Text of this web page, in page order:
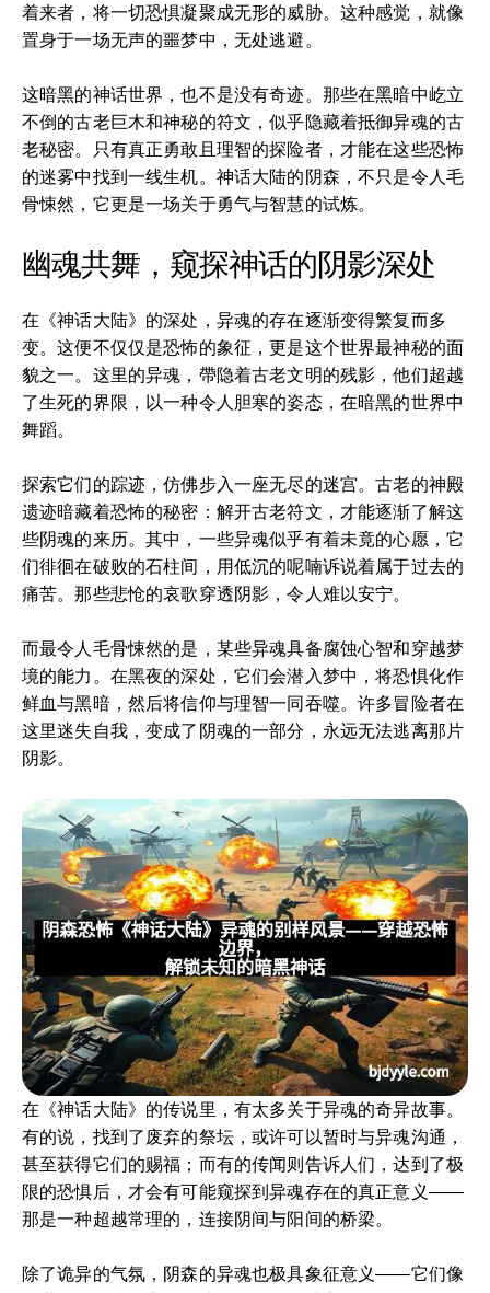
着来者，将一切恐惧凝聚成无形的威胁。这种感觉，就像
置身于一场无声的噩梦中，无处逃避。
这暗黑的神话世界，也不是没有奇迹。那些在黑暗中屹立
不倒的古老巨木和神秘的符文，似乎隐藏着抵御异魂的古
老秘密。只有真正勇敢且理智的探险者，才能在这些恐怖
的迷雾中找到一线生机。神话大陆的阴森，不只是令人毛
骨悚然，它更是一场关于勇气与智慧的试炼。
幽魂共舞，窥探神话的阴影深处
在《神话大陆》的深处，异魂的存在逐渐变得繁复而多
变。这便不仅仅是恐怖的象征，更是这个世界最神秘的面
貌之一。这里的异魂，帶隐着古老文明的残影，他们超越
了生死的界限，以一种令人胆寒的姿态，在暗黑的世界中
舞蹈。
探索它们的踪迹，仿佛步入一座无尽的迷宫。古老的神殿
遗迹暗藏着恐怖的秘密：解开古老符文，才能逐渐了解这
些阴魂的来历。其中，一些异魂似乎有着未竟的心愿，它
们徘徊在破败的石柱间，用低沉的呢喃诉说着属于过去的
痛苦。那些悲怆的哀歌穿透阴影，令人难以安宁。
而最令人毛骨悚然的是，某些异魂具备腐蚀心智和穿越梦
境的能力。在黑夜的深处，它们会潜入梦中，将恐惧化作
鲜血与黑暗，然后将信仰与理智一同吞噬。许多冒险者在
这里迷失自我，变成了阴魂的一部分，永远无法逃离那片
阴影。
在《神话大陆》的传说里，有太多关于异魂的奇异故事。
有的说，找到了废弃的祭坛，或许可以暂时与异魂沟通，
甚至获得它们的赐福；而有的传闻则告诉人们，达到了极
限的恐惧后，才会有可能窥探到异魂存在的真正意义——
那是一种超越常理的，连接阴间与阳间的桥梁。
除了诡异的气氛，阴森的异魂也极具象征意义——它们像